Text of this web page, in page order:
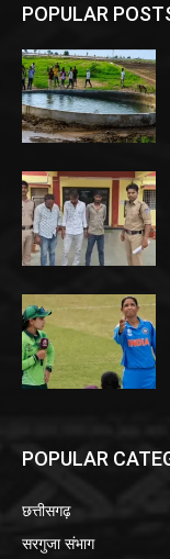
POPULAR
POPULAR
छत्तीसगढ़
सरगुजा संभाग